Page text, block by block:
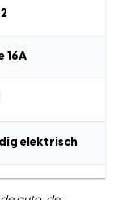
16A
elektrisch